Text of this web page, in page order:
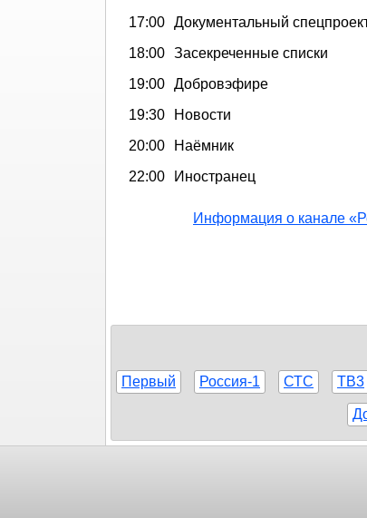
17:00 Документальный
18:00 Засекреченные списки
19:00 Добровэфире
19:30
Новости
20:00
Наёмник
22:00
Иностранец
Информация о канале
Первый Россия-1 СТС ТВ3